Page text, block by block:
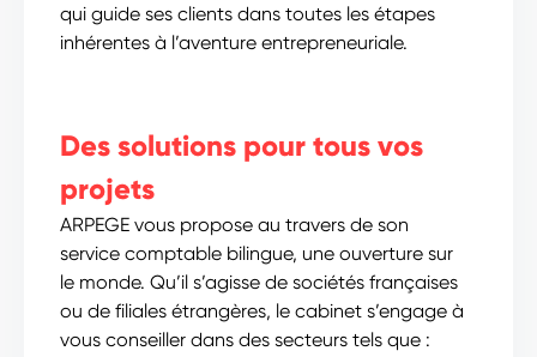
qui guide ses clients dans toutes les étapes
inhérentes à l’aventure entrepreneuriale.
Des solutions pour tous vos
projets
ARPEGE vous propose au travers de son
service comptable bilingue, une ouverture sur
le monde. Qu’il s’agisse de sociétés françaises
ou de filiales étrangères, le cabinet s’engage à
vous conseiller dans des secteurs tels que :